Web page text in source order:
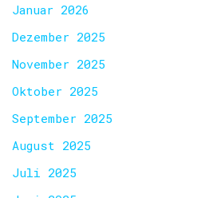
Januar 2026
Dezember 2025
November 2025
Oktober 2025
September 2025
August 2025
Juli 2025